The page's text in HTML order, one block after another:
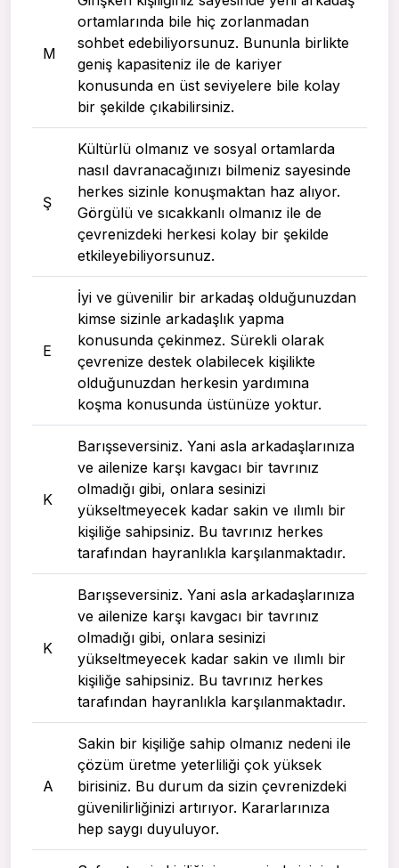
M
ortamlarında bile hiç zorlanmadan
sohbet edebiliyorsunuz. Bununla birlikte
geniş kapasiteniz ile de kariyer
konusunda en üst seviyelere bile kolay
bir şekilde çıkabilirsiniz.
Ş
Kültürlü olmanız ve sosyal ortamlarda
nasıl davranacağınızı bilmeniz sayesinde
herkes sizinle konuşmaktan haz alıyor.
Görgülü ve sıcakkanlı olmanız ile de
çevrenizdeki herkesi kolay bir şekilde
etkileyebiliyorsunuz.
E
İyi ve güvenilir bir arkadaş olduğunuzdan
kimse sizinle arkadaşlık yapma
konusunda çekinmez. Sürekli olarak
çevrenize destek olabilecek kişilikte
olduğunuzdan herkesin yardımına
koşma konusunda üstünüze yoktur.
K
Barışseversiniz. Yani asla arkadaşlarınıza
ve ailenize karşı kavgacı bir tavrınız
olmadığı gibi, onlara sesinizi
yükseltmeyecek kadar sakin ve ılımlı bir
kişiliğe sahipsiniz. Bu tavrınız herkes
tarafından hayranlıkla karşılanmaktadır.
K
Barışseversiniz. Yani asla arkadaşlarınıza
ve ailenize karşı kavgacı bir tavrınız
olmadığı gibi, onlara sesinizi
yükseltmeyecek kadar sakin ve ılımlı bir
kişiliğe sahipsiniz. Bu tavrınız herkes
tarafından hayranlıkla karşılanmaktadır.
A
Sakin bir kişiliğe sahip olmanız nedeni ile
çözüm üretme yeterliliği çok yüksek
birisiniz. Bu durum da sizin çevrenizdeki
güvenilirliğinizi artırıyor. Kararlarınıza
hep saygı duyuluyor.